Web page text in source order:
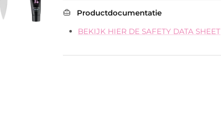
Productdocumentatie
BEKIJK HIER DE SAFETY DATA SHEET